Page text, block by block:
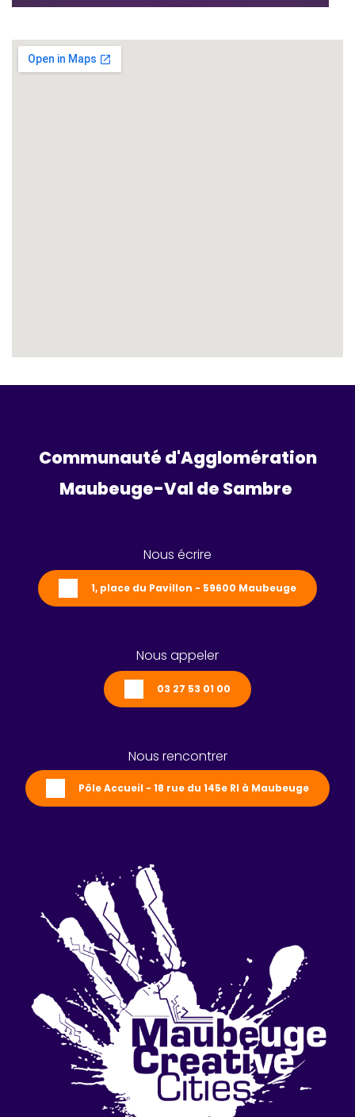
Communauté d'Agglomération
Maubeuge-Val de Sambre
Nous écrire
1, place du Pavillon - 59600 Maubeuge
Nous appeler
03 27 53 01 00
Nous rencontrer
Pôle Accueil - 18 rue du 145e RI à Maubeuge